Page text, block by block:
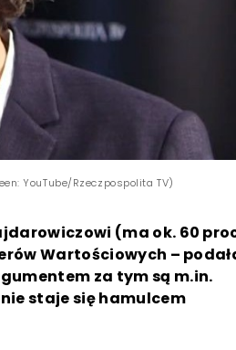
YouTube/Rzeczpospolita TV)
(ma ok. 60
Wartościowych –
za tym są m.in.
staje się hamulcem